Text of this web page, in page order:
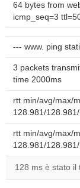
64 bytes from
icmp_seq=3
--- www. ping
3 packets
time 2000ms
rtt min/avg/max/
128.981/
rtt min/avg/max/
128.981/
128 ms è stato il